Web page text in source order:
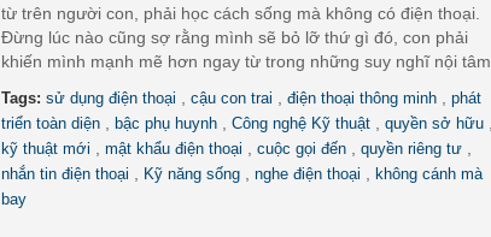
từ trên người con, phải học cách sống mà không có điện thoại.
Đừng lúc nào cũng sợ rằng mình sẽ bỏ lỡ thứ gì đó, con phải
khiến mình mạnh mẽ hơn ngay từ trong những suy nghĩ nội tâm.
Tags: sử dụng điện thoại cậu con trai điện thoại thông minh
phát
triển toàn diện
bậc phụ huynh Công nghệ Kỹ thuật quyền sở hữu
kỹ thuật mới mật khẩu điện thoại cuộc gọi đến quyền riêng tư
nhắn tin điện thoại Kỹ năng sống nghe điện thoại
không cánh mà
bay